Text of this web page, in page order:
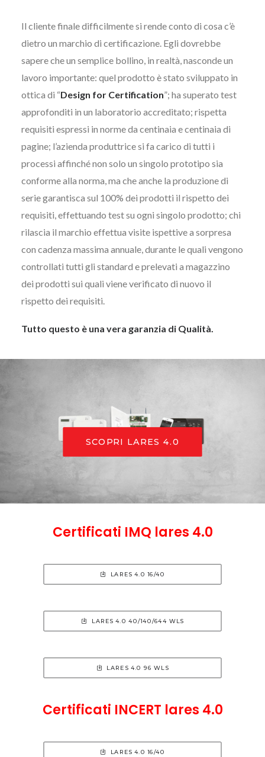
Il cliente finale difficilmente si rende conto di cosa c’è
dietro un marchio di certificazione. Egli dovrebbe
sapere che un semplice bollino, in realtà, nasconde un
lavoro importante: quel prodotto è stato sviluppato in
ottica di “Design for Certification”; ha superato test
approfonditi in un laboratorio accreditato; rispetta
requisiti espressi in norme da centinaia e centinaia di
pagine; l’azienda produttrice si fa carico di tutti i
processi affinché non solo un singolo prototipo sia
conforme alla norma, ma che anche la produzione di
serie garantisca sul 100% dei prodotti il rispetto dei
requisiti, effettuando test su ogni singolo prodotto; chi
rilascia il marchio effettua visite ispettive a sorpresa
con cadenza massima annuale, durante le quali vengono
controllati tutti gli standard e prelevati a magazzino
dei prodotti sui quali viene verificato di nuovo il
rispetto dei requisiti.
Tutto questo è una vera garanzia di Qualità.
SCOPRI LARES 4.0
Certificati IMQ lares 4.0
LARES 4.0 16/40
LARES 4.0 40/140/644 WLS
LARES 4.0 96 WLS
Certificati INCERT lares 4.0
LARES 4.0 16/40